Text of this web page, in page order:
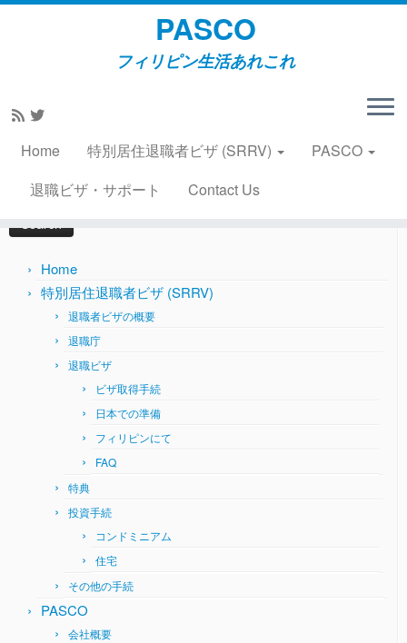
Skip
content
PASCO
フィリピン生活あれこれ
Home 特別居住退職者ビザ (SRRV)
PASCO
退職ビザ・サポート
Contact Us
Home
きた
Search
Home
特別居住退職者ビザ (SRRV)
退職者ビザの概要
退職庁
退職ビザ
ビザ取得手続
日本での準備
フィリピンにて
FAQ
特典
投資手続
コンドミニアム
住宅
その他の手続
PASCO
会社概要